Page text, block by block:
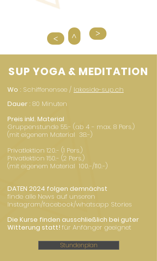
> > >
SUP YOGA & MEDITATION
Wo : Schiffenensee / lakeside-sup.ch
Dauer : 80 Minuten
Preis inkl. Material
Gruppenstunde 55.- (ab 4 - max. 8 Pers.)
(mit eigenem Material 38.-)
Privatlektion 120.- (1 Pers.)
Privatlektion 150.- (2 Pers.)
(mit eigenem Material 100.-/110.-)
DATEN 2024 folgen demnächst
finde alle News auf unseren
Instagram/facebook/whatsapp Stories
Die Kurse finden ausschließlich bei guter
Witterung statt! für Anfänger geeignet
Stundenplan